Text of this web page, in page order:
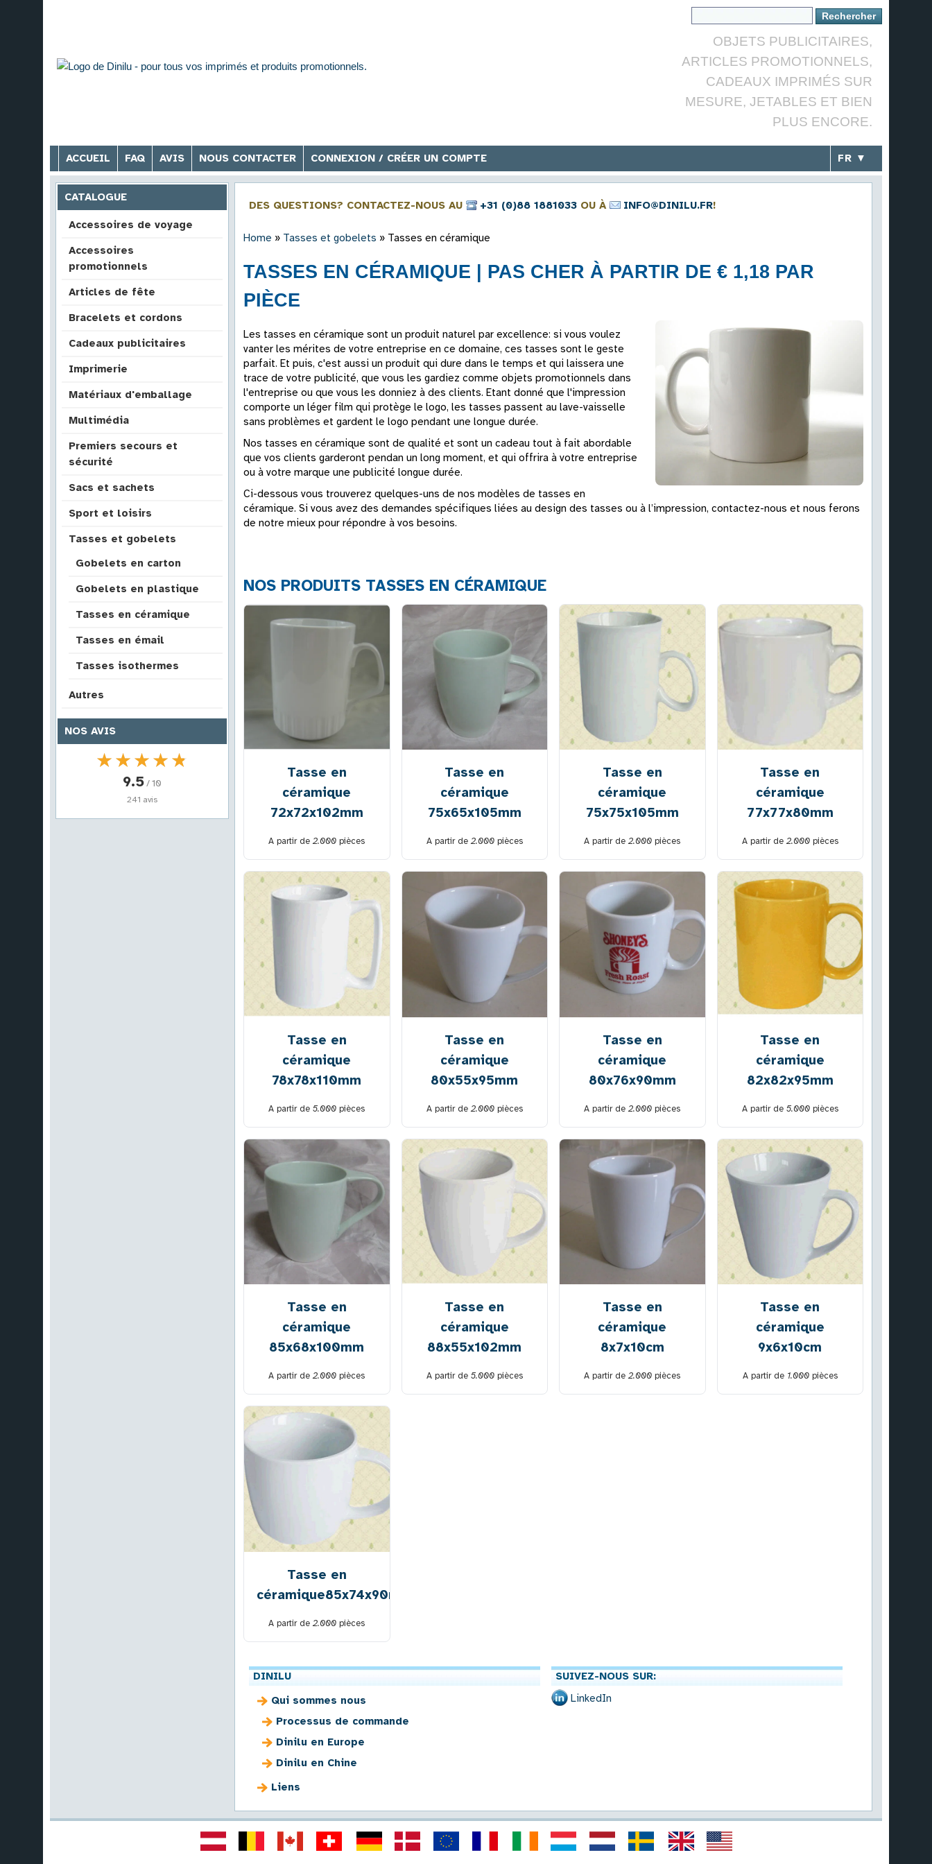
OBJETS PUBLICITAIRES,
ARTICLES PROMOTIONNELS,
CADEAUX IMPRIMÉS SUR
MESURE, JETABLES ET BIEN
PLUS ENCORE.
ACCUEIL FAQ AVIS NOUS CONTACTER CONNEXION / CRÉER UN COMPTE FR ▼
CATALOGUE
Accessoires de voyage
Accessoires
promotionnels
Articles de fête
Bracelets et cordons
Cadeaux publicitaires
Imprimerie
Matériaux d'emballage
Multimédia
Premiers secours et
sécurité
Sacs et sachets
Sport et loisirs
Tasses et gobelets
Gobelets en carton
Gobelets en plastique
Tasses en céramique
Tasses en émail
Tasses isothermes
Autres
NOS AVIS
★★★★★
★★★★★
9.5/ 10
241 avis
DES QUESTIONS? CONTACTEZ-NOUS AU +31 (0)88 1881033 OU À INFO@DINILU.FR!
Home » Tasses et gobelets » Tasses en céramique
TASSES EN CÉRAMIQUE | PAS CHER À PARTIR DE € 1,18 PAR
PIÈCE
Les tasses en céramique sont un produit naturel par excellence: si vous voulez
vanter les mérites de votre entreprise en ce domaine, ces tasses sont le geste
parfait. Et puis, c'est aussi un produit qui dure dans le temps et qui laissera une
trace de votre publicité, que vous les gardiez comme objets promotionnels dans
l'entreprise ou que vous les donniez à des clients. Etant donné que l'impression
comporte un léger film qui protège le logo, les tasses passent au lave-vaisselle
sans problèmes et gardent le logo pendant une longue durée.
Nos tasses en céramique sont de qualité et sont un cadeau tout à fait abordable
que vos clients garderont pendan un long moment, et qui offrira à votre entreprise
ou à votre marque une publicité longue durée.
Ci-dessous vous trouverez quelques-uns de nos modèles de tasses en
céramique. Si vous avez des demandes spécifiques liées au design des tasses ou à l’impression, contactez-nous et nous ferons
de notre mieux pour répondre à vos besoins.
NOS PRODUITS TASSES EN CÉRAMIQUE
Tasse en
céramique
72x72x102mm
A partir de2.000 pièces
Tasse en
céramique
75x65x105mm
A partir de2.000pièces
Tasse en
céramique
75x75x105mm
A partir de2.000 pièces
Tasse en
céramique
77x77x80mm
A partir de2.000pièces
Tasse en
céramique
78x78x110mm
A partir de5.000 pièces
Tasse en
céramique
80x55x95mm
A partir de2.000pièces
Tasse en
céramique
80x76x90mm
A partir de2.000 pièces
Tasse en
céramique
82x82x95mm
A partir de 5.000pièces
Tasse en
céramique
85x68x100mm
A partir de2.000 pièces
Tasse en
céramique
88x55x102mm
A partir de 5.000pièces
Tasse en
céramique
8x7x10cm
A partir de2.000 pièces
Tasse en
céramique
9x6x10cm
A partir de 1.000pièces
Tasse en
céramique85x74x90mm
A partir de2.000 pièces
DINILU
Qui sommes nous
Processus de commande
Dinilu en Europe
Dinilu en Chine
Liens
SUIVEZ-NOUS SUR:
LinkedIn